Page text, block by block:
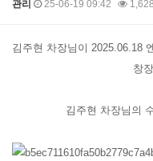
관리 25-06-19 09:42 1,628
본문
김주현 차장님이 2025.06.18
창
김주현 차장님의